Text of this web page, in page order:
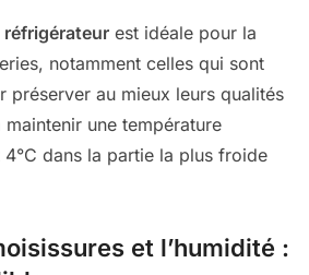
est idéale pour la
notamment celles qui sont
préserver au mieux leurs qualités
une température
dans la partie la plus froide
et l’humidité :